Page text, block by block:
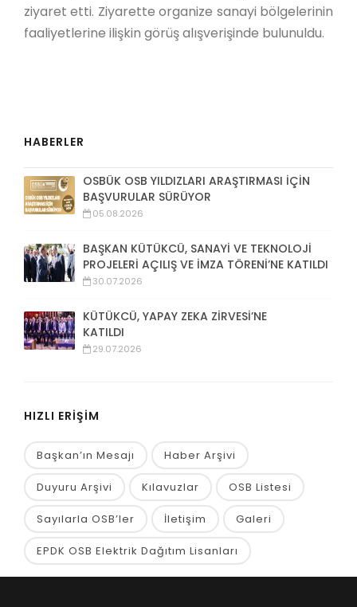
ziyaret etti. Ziyarette organize sanayi bölgelerinin
faaliyetlerine ilişkin görüş alışverişinde bulunuldu.
HABERLER
OSBÜK OSB YILDIZLARI ARAŞTIRMASI İÇİN
BAŞVURULAR SÜRÜYOR
05.08.2026
BAŞKAN KÜTÜKCÜ, SANAYİ VE TEKNOLOJİ
PROJELERİ AÇILIŞ VE İMZA TÖRENİ’NE KATILDI
30.07.2026
KÜTÜKCÜ, YAPAY ZEKA ZİRVESİ’NE
KATILDI
29.07.2026
HIZLI ERİŞİM
Başkan’ın Mesajı Haber Arşivi
Duyuru Arşivi Kılavuzlar OSB Listesi
Sayılarla OSB’ler İletişim Galeri
EPDK OSB Elektrik Dağıtım Lisanları